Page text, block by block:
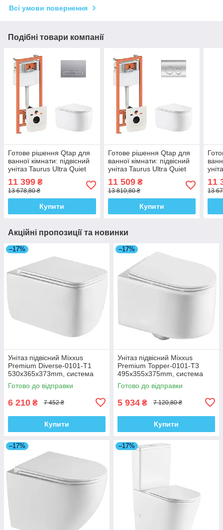
Всі умови повернення
Подібні товари компанії
Готове рішення Qtap для
ванної кімнати: підвісний
унітаз Taurus Ultra Quiet
інсталяції Nest 4 в 1
(лінійна
11 399 ₴
13 678,80 ₴
Купити
Готове рішення Qtap для
ванної кімнати: підвісний
унітаз Taurus Ultra Quiet
інсталяції Nest 4 в 1
(кругла
11 509₴
13 810,80 ₴
Купити
11
13
Акційні пропозиції та новинки
–17%
Унітаз підвісний Mixxus
Premium Diverse-0101-T1
530x365x373mm, система
змиву Tornado 1.0 (MP6477)
Готово до відправки
6 210 ₴ 7 452 ₴
Купити
–17%
Унітаз підвісний Mixxus
Premium Topper-0101-T3
495x355x375mm, система
змиву Tornado 1.0 (MP6476)
Готово до відправки
5 934 ₴ 7 120,80 ₴
Купити
–17% –17%